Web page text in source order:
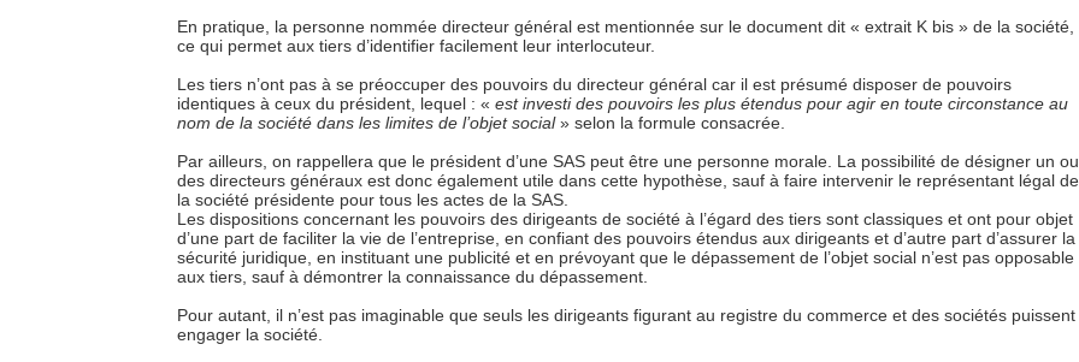
En pratique, la personne nommée directeur général est mentionnée sur le document dit « extrait K bis » de la société,
ce qui permet aux tiers d’identifier facilement leur interlocuteur.
Les tiers n’ont pas à se préoccuper des pouvoirs du directeur général car il est présumé disposer de pouvoirs
identiques à ceux du président, lequel : « est investi des pouvoirs les plus étendus pour agir en toute circonstance au
nom de la société dans les limites de l’objet social» selon la formule consacrée.
Par ailleurs, on rappellera que le président d’une SAS peut être une personne morale. La possibilité de désigner un ou
des directeurs généraux est donc également utile dans cette hypothèse, sauf à faire intervenir le représentant légal de
la société présidente pour tous les actes de la SAS.
Les dispositions concernant les pouvoirs des dirigeants de société à l’égard des tiers sont classiques et ont pour objet
d’une part de faciliter la vie de l’entreprise, en confiant des pouvoirs étendus aux dirigeants et d’autre part d’assurer la
sécurité juridique, en instituant une publicité et en prévoyant que le dépassement de l’objet social n’est pas opposable
aux tiers, sauf à démontrer la connaissance du dépassement.
Pour autant, il n’est pas imaginable que seuls les dirigeants figurant au registre du commerce et des sociétés puissent
engager la société.